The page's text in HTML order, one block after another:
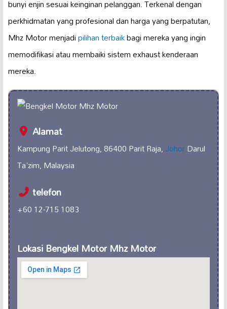
bunyi enjin sesuai keinginan pelanggan. Terkenal dengan
perkhidmatan yang profesional dan harga yang berpatutan,
Mhz Motor menjadipilihan terbaikbagi mereka yang ingin
memodifikasi atau membaiki sistem exhaust kenderaan
mereka.
Alamat
Kampung Parit Jelutong, 86400 Parit Raja,JohorDarul
Ta'zim, Malaysia
telefon
+60 12-715 1083
Lokasi Bengkel Motor Mhz Motor